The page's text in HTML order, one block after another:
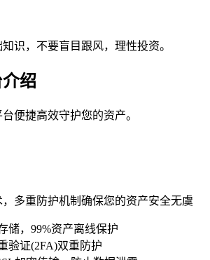
识，不要盲目跟风，理性投资。
绍
便捷高效守护您的资产。
多重防护机制确保您的资产安全无虞
储，99%资产离线保护
验证(2FA)双重防护